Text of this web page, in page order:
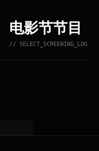
电影节节目
// SELECT_SCREENING_LOG